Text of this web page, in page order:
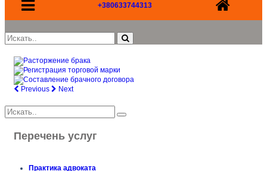
+380633744313
Previous Next
Перечень услуг
Практика адвоката